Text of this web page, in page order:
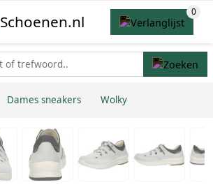
Schoenen.nl
Dames sneakers Wolky